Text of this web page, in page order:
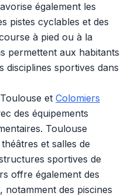
également les
pistes cyclables et des
à pied ou à la
permettent aux habitants
disciplines sportives dans
et Colomiers
des équipements
Toulouse
et salles de
sportives de
offre également des
notamment des piscines